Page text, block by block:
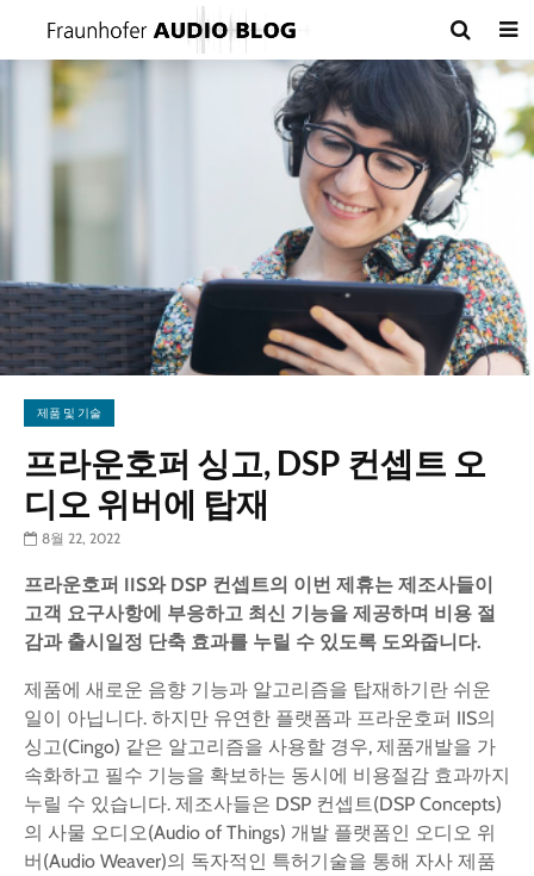
제품 및 기술
프라운호퍼 싱고, DSP 컨셉트 오
디오 위버에 탑재
8월 22, 2022
프라운호퍼 IIS와 DSP 컨셉트의 이번 제휴는 제조사들이
고객 요구사항에 부응하고 최신 기능을 제공하며 비용 절
감과 출시일정 단축 효과를 누릴 수 있도록 도와줍니다.
제품에 새로운 음향 기능과 알고리즘을 탑재하기란 쉬운
일이 아닙니다. 하지만 유연한 플랫폼과 프라운호퍼 IIS의
싱고(Cingo) 같은 알고리즘을 사용할 경우, 제품개발을 가
속화하고 필수 기능을 확보하는 동시에 비용절감 효과까지
누릴 수 있습니다. 제조사들은 DSP 컨셉트(DSP Concepts)
의 사물 오디오(Audio of Things) 개발 플랫폼인 오디오 위
버(Audio Weaver)의 독자적인 특허기술을 통해 자사 제품